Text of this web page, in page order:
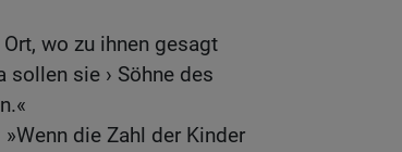
wo zu ihnen gesagt
sie › Söhne des
die Zahl der Kinder